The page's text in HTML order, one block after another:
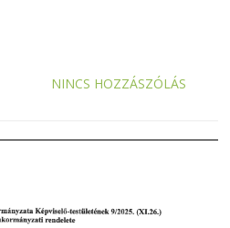
NINCS HOZZÁSZÓLÁS